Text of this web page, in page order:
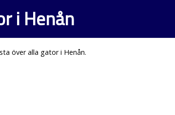
i Henån
över alla gator i Henån.